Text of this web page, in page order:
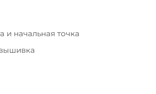
и начальная точка